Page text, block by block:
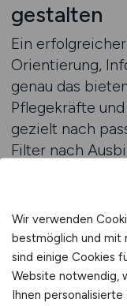
gestalten
Ein
Orientierung,
genau das
Pflegekräfte
gezielt nach
Filter nach
bewerben. Die
erleichtert.
Wir verwenden
bestmöglich und mit
sind einige Cookies
Website notwendig,
Ihnen